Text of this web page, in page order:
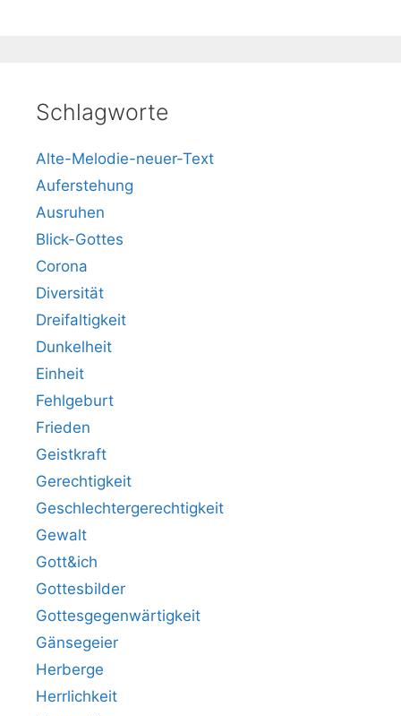
Schlagworte
Alte-Melodie-neuer-Text
Auferstehung
Ausruhen
Blick-Gottes
Corona
Diversität
Dreifaltigkeit
Dunkelheit
Einheit
Fehlgeburt
Frieden
Geistkraft
Gerechtigkeit
Geschlechtergerechtigkeit
Gewalt
Gott&ich
Gottesbilder
Gottesgegenwärtigkeit
Gänsegeier
Herberge
Herrlichkeit